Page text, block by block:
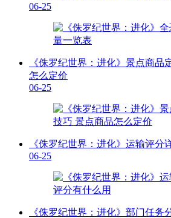
06-25
《侏罗纪世界：进化》景点商品
怎么定价
06-25
《侏罗纪世界：进化》运输评分
06-25
《侏罗纪世界：进化》部门任务